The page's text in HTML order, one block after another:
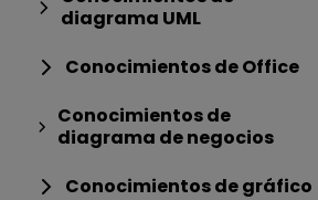
diagrama UML
Conocimientos de Office
Conocimientos de
diagrama de negocios
Conocimientos de gráfico